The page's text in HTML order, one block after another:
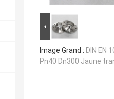
Image Grand : DIN EN
Pn40 Dn300 Jaune